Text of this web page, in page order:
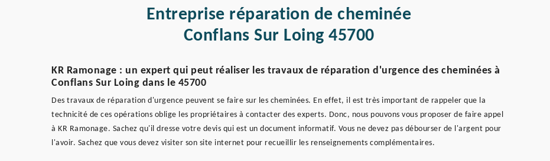
Entreprise réparation de cheminée
Conflans Sur Loing 45700
KR Ramonage : un expert qui peut réaliser les travaux de réparation d'urgence des cheminées à
Conflans Sur Loing dans le 45700
Des travaux de réparation d'urgence peuvent se faire sur les cheminées. En effet, il est très important de rappeler que la
technicité de ces opérations oblige les propriétaires à contacter des experts. Donc, nous pouvons vous proposer de faire appel
à KR Ramonage. Sachez qu'il dresse votre devis qui est un document informatif. Vous ne devez pas débourser de l'argent pour
l'avoir. Sachez que vous devez visiter son site internet pour recueillir les renseignements complémentaires.